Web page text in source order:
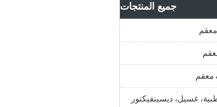
جميع المنتجات
معقم
غسيل، ديسينفيكتور